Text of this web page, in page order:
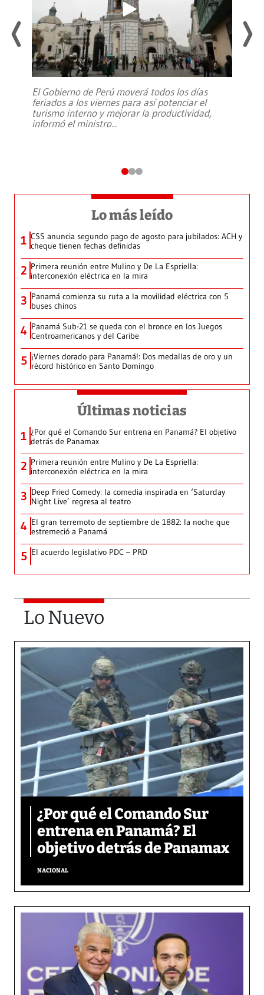
El Gobierno de Perú moverá todos los días
feriados a los viernes para así potenciar el
turismo interno y mejorar la productividad,
informó el ministro...
Lo más leído
1 CSS anuncia segundo pago de agosto para jubilados: ACH y
cheque tienen fechas definidas
2 Primera reunión entre Mulino y De La Espriella:
interconexión eléctrica en la mira
3 Panamá comienza su ruta a la movilidad eléctrica con 5
buses chinos
4 Panamá Sub-21 se queda con el bronce en los Juegos
Centroamericanos y del Caribe
5 ¡Viernes dorado para Panamá!: Dos medallas de oro y un
récord histórico en Santo Domingo
Últimas noticias
1 ¿Por qué el Comando Sur entrena en Panamá? El objetivo
detrás de Panamax
2 Primera reunión entre Mulino y De La Espriella:
interconexión eléctrica en la mira
3 Deep Fried Comedy: la comedia inspirada en ‘Saturday
Night Live’ regresa al teatro
4 El gran terremoto de septiembre de 1882: la noche que
estremeció a Panamá
5 El acuerdo legislativo PDC – PRD
Lo Nuevo
¿Por qué el Comando Sur
entrena en Panamá? El
objetivo detrás de Panamax
NACIONAL